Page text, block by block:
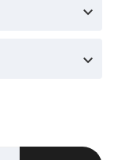

